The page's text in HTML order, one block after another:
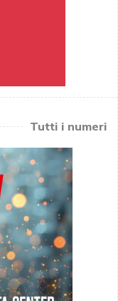
Tutti i numeri